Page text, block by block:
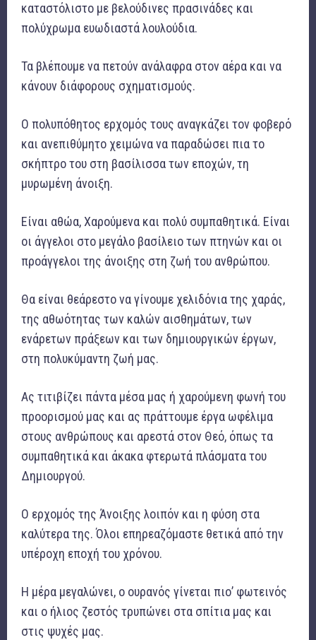
καταστόλιστο με βελούδινες πρασινάδες και
πολύχρωμα ευωδιαστά λουλούδια.
Τα βλέπουμε να πετούν ανάλαφρα στον αέρα και να
κάνουν διάφορους σχηματισμούς.
Ο πολυπόθητος ερχομός τους αναγκάζει τον φοβερό
και ανεπιθύμητο χειμώνα να παραδώσει πια το
σκήπτρο του στη βασίλισσα των εποχών, τη
μυρωμένη άνοιξη.
Είναι αθώα, Χαρούμενα και πολύ συμπαθητικά. Είναι
οι άγγελοι στο μεγάλο βασίλειο των πτηνών και οι
προάγγελοι της άνοιξης στη ζωή του ανθρώπου.
Θα είναι θεάρεστο να γίνουμε χελιδόνια της χαράς,
της αθωότητας των καλών αισθημάτων, των
ενάρετων πράξεων και των δημιουργικών έργων,
στη πολυκύμαντη ζωή μας.
Ας τιτιβίζει πάντα μέσα μας ή χαρούμενη φωνή του
προορισμού μας και ας πράττουμε έργα ωφέλιμα
στους ανθρώπους και αρεστά στον Θεό, όπως τα
συμπαθητικά και άκακα φτερωτά πλάσματα του
Δημιουργού.
Ο ερχομός της Άνοιξης λοιπόν και η φύση στα
καλύτερα της. Όλοι επηρεαζόμαστε θετικά από την
υπέροχη εποχή του χρόνου.
Η μέρα μεγαλώνει, ο ουρανός γίνεται πιο’ φωτεινός
και ο ήλιος ζεστός τρυπώνει στα σπίτια μας και
στις ψυχές μας.